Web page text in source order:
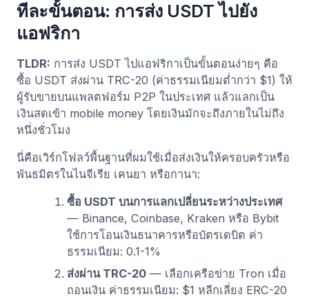
ทีละขั้นตอน: การส่ง USDT ไปยัง
แอฟริกา
TLDR: การส่ง USDT ไปแอฟริกาเป็นขั้นตอนง่ายๆ คือ
ซื้อ USDT ส่งผ่าน TRC-20 (ค่าธรรมเนียมต่ำกว่า $1) ให้
ผู้รับขายบนแพลตฟอร์ม P2P ในประเทศ แล้วแลกเป็น
เงินสดเข้า mobile money โดยเงินมักจะถึงภายในไม่ถึง
หนึ่งชั่วโมง
นี่คือเวิร์กโฟลว์พื้นฐานที่ผมใช้เมื่อส่งเงินให้ครอบครัวหรือ
พันธมิตรในไนจีเรีย เคนยา หรือกานา:
ซื้อ USDT บนการแลกเปลี่ยนระหว่างประเทศ
— Binance, Coinbase, Kraken หรือ Bybit
ใช้การโอนเงินธนาคารหรือบัตรเดบิต ค่า
ธรรมเนียม: 0.1-1%
ส่งผ่าน TRC-20— เลือกเครือข่าย Tron เมื่อ
ถอนเงิน ค่าธรรมเนียม: $1 หลีกเลี่ยง ERC-20